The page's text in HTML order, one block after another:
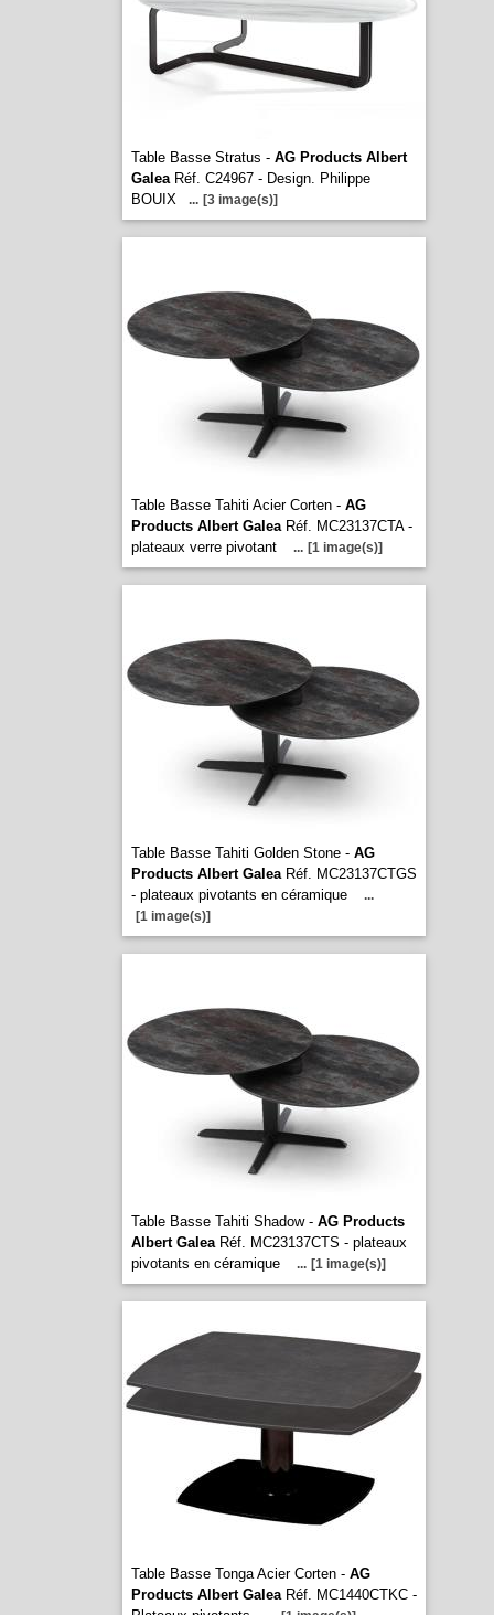
Table Basse Stratus - AG Products Albert
GaleaRéf. C24967 - Design. Philippe
BOUIX
... [3 image(s)]
Table Basse Tahiti Acier Corten - AG
Products Albert GaleaRéf. MC23137CTA -
plateaux verre pivotant
... [1 image(s)]
Table Basse Tahiti Golden Stone - AG
Products Albert GaleaRéf. MC23137CTGS
- plateaux pivotants en céramique
...
[1 image(s)]
Table Basse Tahiti Shadow - AG Products
Albert GaleaRéf. MC23137CTS - plateaux
pivotants en céramique
... [1 image(s)]
Table Basse Tonga Acier Corten - AG
Products Albert GaleaRéf. MC1440CTKC -